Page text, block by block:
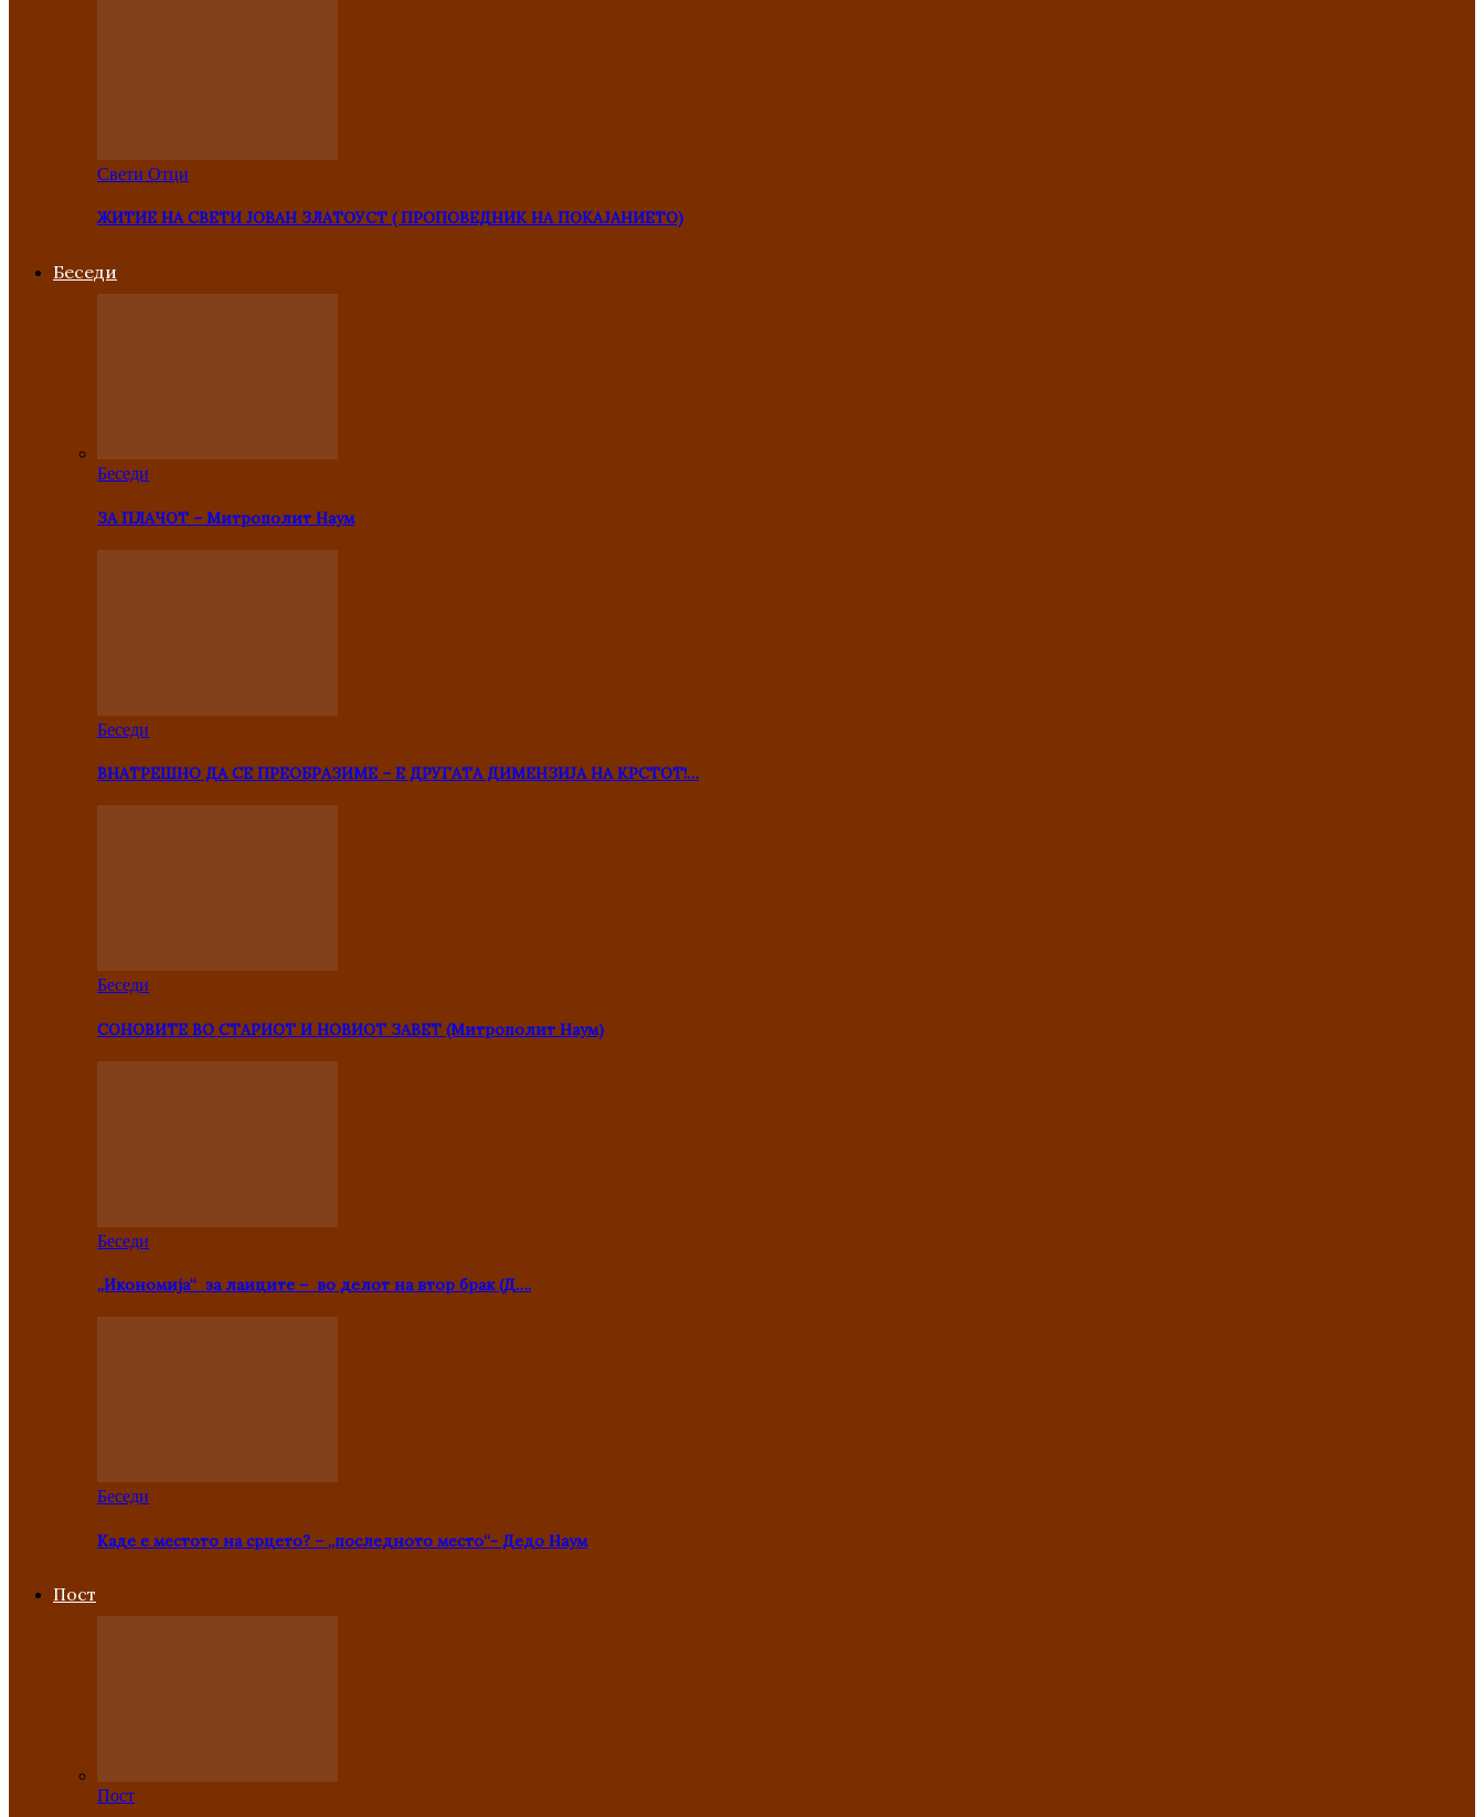
Свети Отци
ЖИТИЕ НА СВЕТИ ЈОВАН ЗЛАТОУСТ ( ПРОПОВЕДНИК НА ПОКАЈАНИЕТО)
Беседи
Беседи
ЗА ПЛАЧОТ – Митрополит Наум
Беседи
ВНАТРЕШНО ДА СЕ ПРЕОБРАЗИМЕ – Е ДРУГАТА ДИМЕНЗИЈА НА КРСТОТ!…
Беседи
СОНОВИТЕ ВО СТАРИОТ И НОВИОТ ЗАВЕТ (Митрополит Наум)
Беседи
„Икономија“ за лаиците – во делот на втор брак (Д….
Беседи
Каде е местото на срцето? – „последното место“- Дедо Наум
Пост
Пост